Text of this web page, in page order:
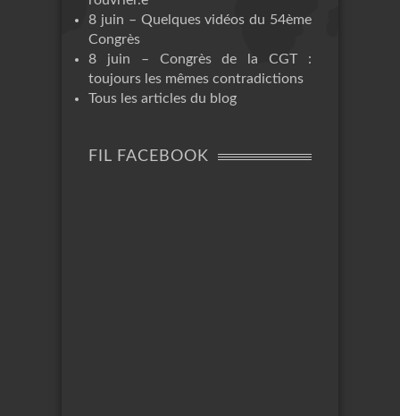
8 juin – Quelques vidéos du 54ème
Congrès
8 juin – Congrès de la CGT :
toujours les mêmes contradictions
Tous les articles du blog
FIL FACEBOOK